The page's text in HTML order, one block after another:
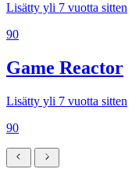
Lisätty yli 7 vuotta sitten
90
Game Reactor
Lisätty yli 7 vuotta sitten
90